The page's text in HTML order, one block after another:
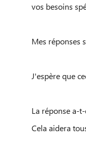
vos besoins
Mes réponses
J'espère que
La réponse a-
Cela aidera